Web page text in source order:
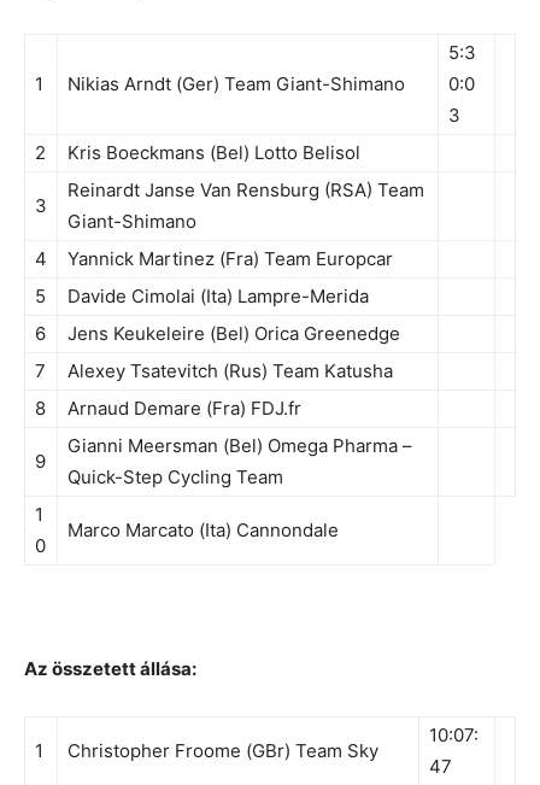
1 Nikias Arndt (Ger) Team Giant-Shimano
5:3
0:0
3
2
Kris Boeckmans (Bel) Lotto Belisol
3
Reinardt Janse Van Rensburg (RSA) Team
Giant-Shimano
4
Yannick Martinez (Fra) Team Europcar
5
Davide Cimolai (Ita) Lampre-Merida
6
Jens Keukeleire (Bel) Orica Greenedge
7
Alexey Tsatevitch (Rus) Team Katusha
8
Arnaud Demare (Fra) FDJ.fr
9
Gianni Meersman (Bel) Omega Pharma –
Quick-Step Cycling Team
1
0
Marco Marcato (Ita) Cannondale
Az összetett állása:
1 Christopher Froome (GBr) Team Sky
10:07:
47